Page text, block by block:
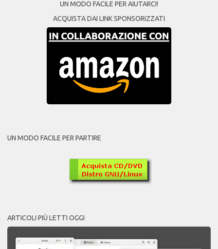
UN MODO FACILE PER AIUTARCI!
ACQUISTA DAI LINK SPONSORIZZATI
UN MODO FACILE PER PARTIRE
ARTICOLI PIÙ LETTI OGGI